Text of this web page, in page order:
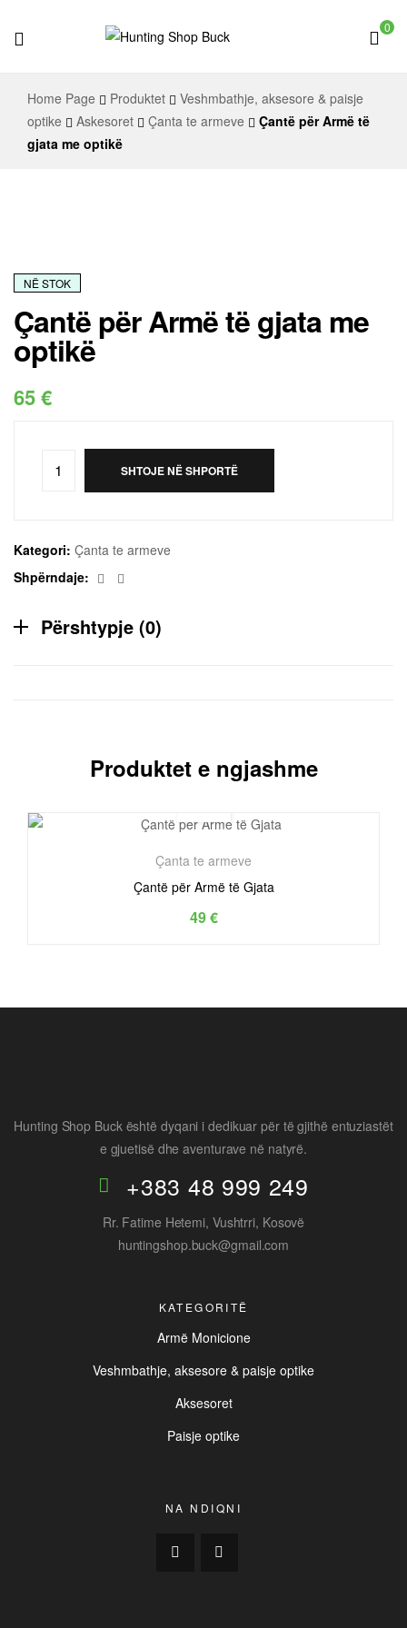
Shop
Buck
0
Home Page Produktet
Veshmbathje, aksesore & paisje
optike
Askesoret Çanta te armeve
Çantë për Armë të
gjata me optikë
NË STOK
Çantë për Armë të gjata me
optikë
65€
SHTOJE NË SHPORTË
Kategori: Çanta te armeve
Shpërndaje:
Facebook
Përshtypje (0)
Produktet e ngjashme
Çanta te armeve
Çantë për Armë të Gjata
49€
Hunting Shop Buck është dyqani i dedikuar për të gjithë entuziastët
e gjuetisë dhe aventurave në natyrë.
+383 48 999 249
Rr. Fatime Hetemi, Vushtrri, Kosovë
huntingshop.buck@gmail.com
KATEGORITË
Armë Monicione
Veshmbathje, aksesore & paisje optike
Aksesoret
Paisje optike
NA NDIQNI